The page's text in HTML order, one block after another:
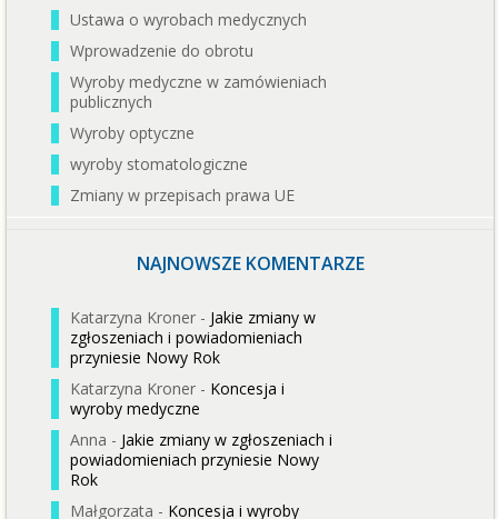
Ustawa o wyrobach medycznych
Wprowadzenie do obrotu
Wyroby medyczne w zamówieniach
publicznych
Wyroby optyczne
wyroby stomatologiczne
Zmiany w przepisach prawa UE
NAJNOWSZE KOMENTARZE
Katarzyna Kroner - Jakie zmiany w
zgłoszeniach i powiadomieniach
przyniesie Nowy Rok
Katarzyna Kroner - Koncesja i
wyroby medyczne
Anna - Jakie zmiany w zgłoszeniach i
powiadomieniach przyniesie Nowy
Rok
Małgorzata - Koncesja i wyroby